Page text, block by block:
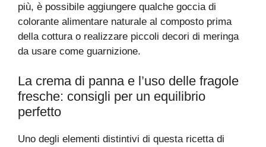
più, è possibile aggiungere qualche goccia di
colorante alimentare naturale al composto prima
della cottura o realizzare piccoli decori di meringa
da usare come guarnizione.
La crema di panna e l’uso delle fragole
fresche: consigli per un equilibrio
perfetto
Uno degli elementi distintivi di questa ricetta di